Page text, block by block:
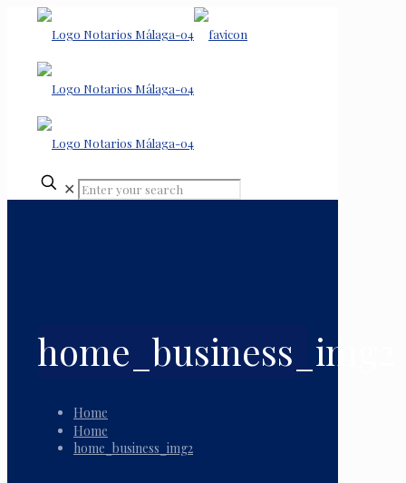
✕
home_business_img2
Home
Home
home_business_img2